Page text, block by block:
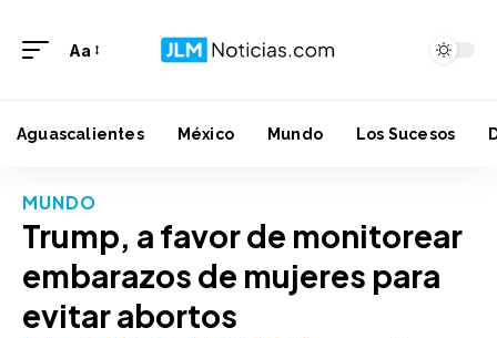
Aa
Aguascalientes México Mundo Los Sucesos
MUNDO
Trump, a favor de monitorear
embarazos de mujeres para
evitar abortos